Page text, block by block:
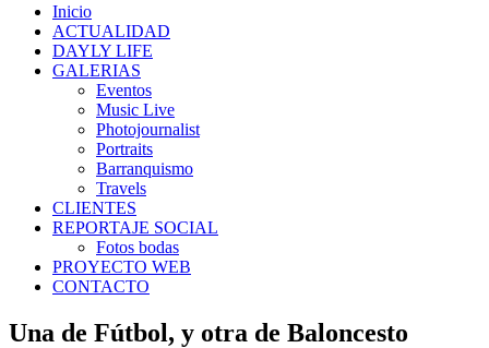
Inicio
ACTUALIDAD
DAYLY LIFE
GALERIAS
Eventos
Music Live
Photojournalist
Portraits
Barranquismo
Travels
CLIENTES
REPORTAJE SOCIAL
Fotos bodas
PROYECTO WEB
CONTACTO
Una de Fútbol, y otra de Baloncesto